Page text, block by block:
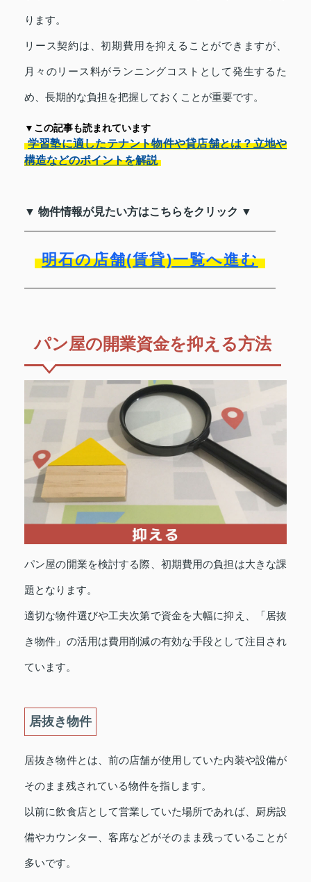
ります。
リース契約は、初期費用を抑えることができますが、
月々のリース料がランニングコストとして発生するた
め、長期的な負担を把握しておくことが重要です。
▼この記事も読まれています
学習塾に適したテナント物件や貸店舗とは？立地や
構造などのポイントを解説
▼ 物件情報が見たい方はこちらをクリック ▼
明石の店舗(賃貸)一覧へ進む
パン屋の開業資金を抑える方法
パン屋の開業を検討する際、初期費用の負担は大きな課
題となります。
適切な物件選びや工夫次第で資金を大幅に抑え、「居抜
き物件」の活用は費用削減の有効な手段として注目され
ています。
居抜き物件
居抜き物件とは、前の店舗が使用していた内装や設備が
そのまま残されている物件を指します。
以前に飲食店として営業していた場所であれば、厨房設
備やカウンター、客席などがそのまま残っていることが
多いです。